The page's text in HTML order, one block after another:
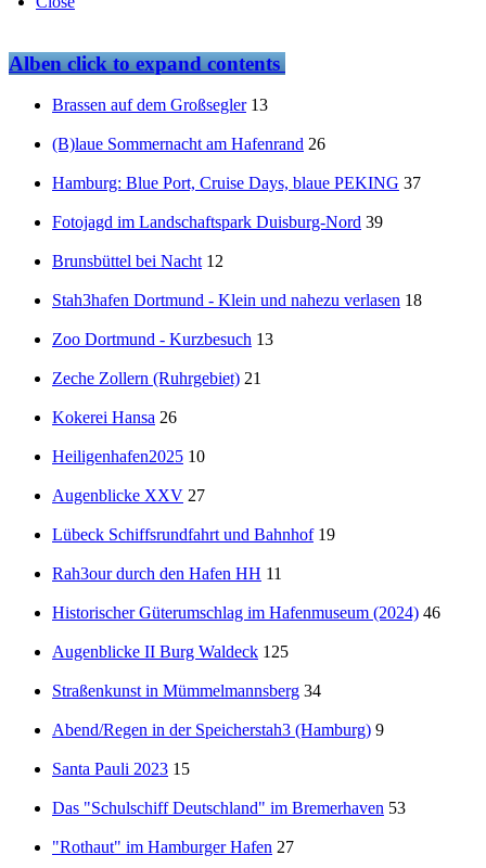
Albenclick to expand contents
Brassen auf dem Großsegler 13
(B)laue Sommernacht am Hafenrand 26
Hamburg: Blue Port, Cruise Days, blaue PEKING 37
Fotojagd im Landschaftspark Duisburg-Nord 39
Brunsbüttel bei Nacht 12
Stah3hafen Dortmund - Klein und nahezu verlasen 18
Zoo Dortmund - Kurzbesuch 13
Zeche Zollern (Ruhrgebiet) 21
Kokerei Hansa 26
Heiligenhafen2025 10
Augenblicke XXV 27
Lübeck Schiffsrundfahrt und Bahnhof 19
Rah3our durch den Hafen HH 11
Historischer Güterumschlag im Hafenmuseum (2024) 46
Augenblicke II Burg Waldeck 125
Straßenkunst in Mümmelmannsberg 34
Abend/Regen in der Speicherstah3 (Hamburg) 9
Santa Pauli 2023 15
Das "Schulschiff Deutschland" im Bremerhaven 53
"Rothaut" im Hamburger Hafen 27